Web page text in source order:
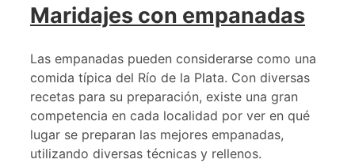
Maridajes con empanadas
Las empanadas pueden considerarse como una
comida típica del Río de la Plata. Con diversas
recetas para su preparación, existe una gran
competencia en cada localidad por ver en qué
lugar se preparan las mejores empanadas,
utilizando diversas técnicas y rellenos.